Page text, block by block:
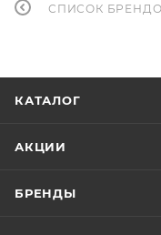
СПИСОК
КАТАЛОГ
АКЦИИ
БРЕНДЫ